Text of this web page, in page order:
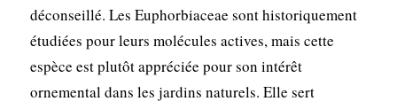
déconseillé. Les Euphorbiaceae sont historiquement
étudiées pour leurs molécules actives, mais cette
espèce est plutôt appréciée pour son intérêt
ornemental dans les jardins naturels. Elle sert